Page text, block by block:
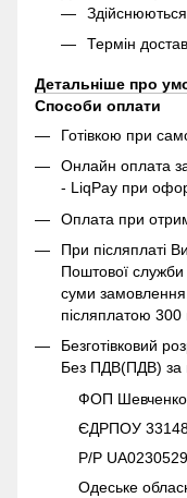
Термін
Детальніше про
Способи оплати
Готівкою при
Онлайн оплата
- LiqPay при
Оплата при
При післяплаті
Поштової служби
суми
післяплатою 300
Безготівковий
Без ПДВ(ПДВ) за
ФОП Шевченко
ЄДРПОУ
Р/Р
Одеське обласне